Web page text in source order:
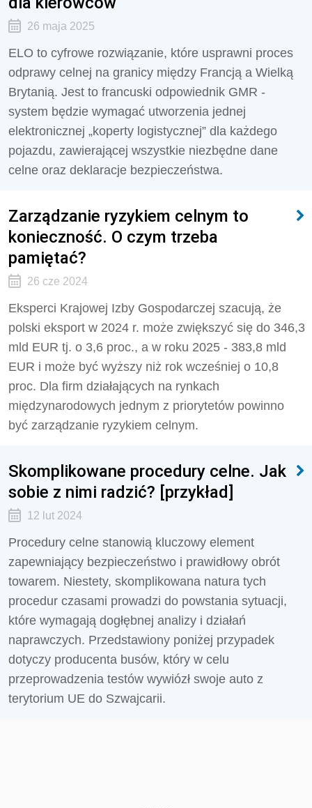
26 maja 2025
ELO to cyfrowe rozwiązanie, które usprawni proces
odprawy celnej na granicy między Francją a Wielką
Brytanią. Jest to francuski odpowiednik GMR -
system będzie wymagać utworzenia jednej
elektronicznej „koperty logistycznej” dla każdego
pojazdu, zawierającej wszystkie niezbędne dane
celne oraz deklaracje bezpieczeństwa.
Zarządzanie ryzykiem celnym to
konieczność. O czym trzeba
pamiętać?
26 cze 2024
Eksperci Krajowej Izby Gospodarczej szacują, że
polski eksport w 2024 r. może zwiększyć się do 346,3
mld EUR tj. o 3,6 proc., a w roku 2025 - 383,8 mld
EUR i może być wyższy niż rok wcześniej o 10,8
proc. Dla firm działających na rynkach
międzynarodowych jednym z priorytetów powinno
być zarządzanie ryzykiem celnym.
Skomplikowane procedury celne. Jak
sobie z nimi radzić? [przykład]
12 lut 2024
Procedury celne stanowią kluczowy element
zapewniający bezpieczeństwo i prawidłowy obrót
towarem. Niestety, skomplikowana natura tych
procedur czasami prowadzi do powstania sytuacji,
które wymagają dogłębnej analizy i działań
naprawczych. Przedstawiony poniżej przypadek
dotyczy producenta busów, który w celu
przeprowadzenia testów wywiózł swoje auto z
terytorium UE do Szwajcarii.